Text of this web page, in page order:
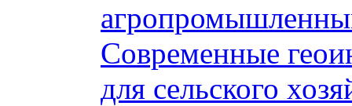
Современные
для сельского